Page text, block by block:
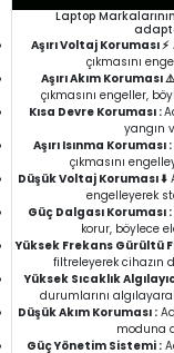
Laptop
Aşırı Voltaj Koruması ⚡
çıkmasını
Aşırı Akım Koruması ⚠️
çıkmasını engeller,
Kısa Devre Koruması :
yangın
Aşırı Isınma Koruması :
çıkmasını
Düşük Voltaj Koruması ⬇️
engelleyerek
Güç Dalgası Koruması :
korur, böylece
Yüksek Frekans Gürültü
filtreleyerek cihazın
Yüksek Sıcaklık
durumlarını
Düşük Akım Koruması :
moduna
Güç Yönetim Sistemi :